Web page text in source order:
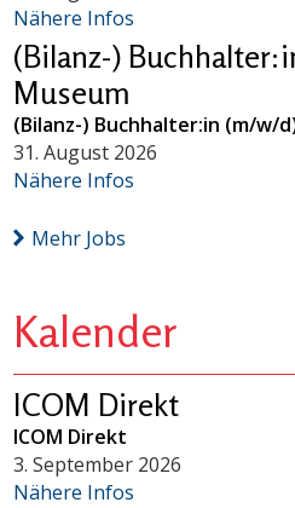
Nähere Infos
(Bilanz-)
Museum
(Bilanz-) Buchhalter:in (m/w/
31. August 2026
Nähere Infos
Mehr Jobs
Kalender
ICOM Direkt
ICOM Direkt
3. September 2026
Nähere Infos